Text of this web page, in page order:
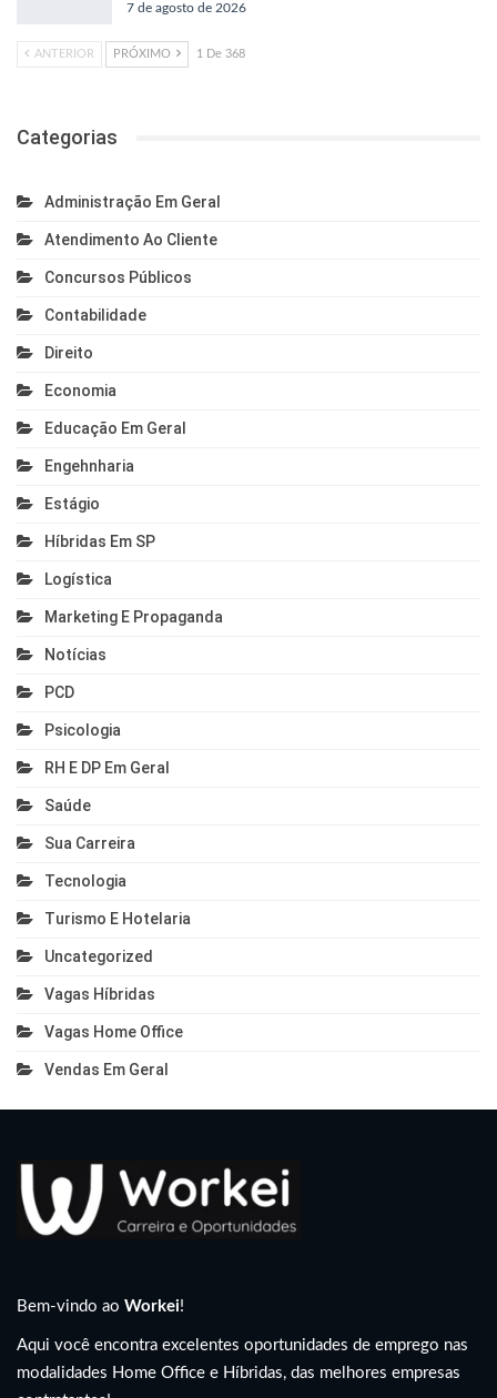
7 de agosto de 2026
ANTERIOR PRÓXIMO 1 De 368
Categorias
Administração Em Geral
Atendimento Ao Cliente
Concursos Públicos
Contabilidade
Direito
Economia
Educação Em Geral
Engehnharia
Estágio
Híbridas Em SP
Logística
Marketing E Propaganda
Notícias
PCD
Psicologia
RH E DP Em Geral
Saúde
Sua Carreira
Tecnologia
Turismo E Hotelaria
Uncategorized
Vagas Híbridas
Vagas Home Office
Vendas Em Geral
Bem-vindo ao Workei!
Aqui você encontra excelentes oportunidades de emprego nas
modalidades Home Office e Híbridas, das melhores empresas